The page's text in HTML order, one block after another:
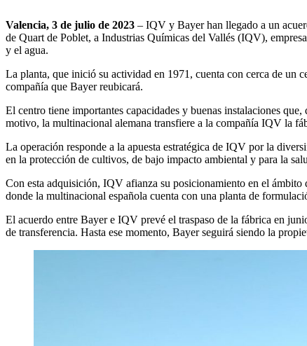
Valencia, 3 de julio de 2023 – IQV y Bayer han llegado a un
de Quart de Poblet, a Industrias Químicas del Vallés (IQV),
y el agua.
La planta, que inició su actividad en 1971, cuenta con cerca de un
compañía que Bayer reubicará.
El centro tiene importantes capacidades y buenas instalaciones
motivo, la multinacional alemana transfiere a la compañía IQV la
La operación responde a la apuesta estratégica de IQV por la
en la protección de cultivos, de bajo impacto ambiental y para la
Con esta adquisición, IQV afianza su posicionamiento en el
donde la multinacional española cuenta con una planta de
El acuerdo entre Bayer e IQV prevé el traspaso de la fábrica en
de transferencia. Hasta ese momento, Bayer seguirá siendo la